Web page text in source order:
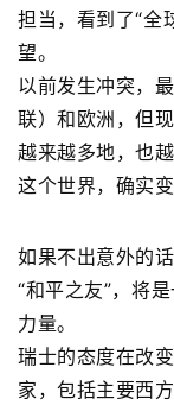
担当，看到了“全
望。
以前发生冲突，
联）和欧洲，但
越来越多地，也
这个世界，确实变
如果不出意外的
“和平之友”，将
力量。
瑞士的态度在改
家，包括主要西